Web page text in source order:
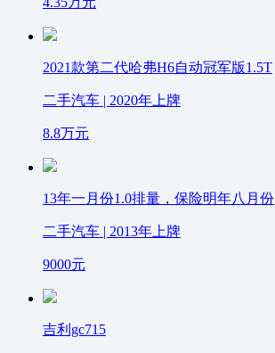
2021款第二代哈弗H6自动冠军版1.5T
二手汽车 | 2020年上牌
8.8万元
13年一月份1.0排量，保险明年八月份
二手汽车 | 2013年上牌
9000元
吉利gc715